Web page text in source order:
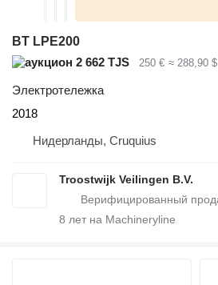
BT LPE200
2 662 TJS
250 € ≈ 288,90 $
Электротележка
2018
Нидерланды, Cruquius
Troostwijk Veilingen B.V.
8 лет на Machineryline